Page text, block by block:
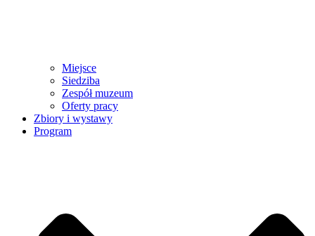
Miejsce
Siedziba
Zespół muzeum
Oferty pracy
Zbiory i wystawy
Program